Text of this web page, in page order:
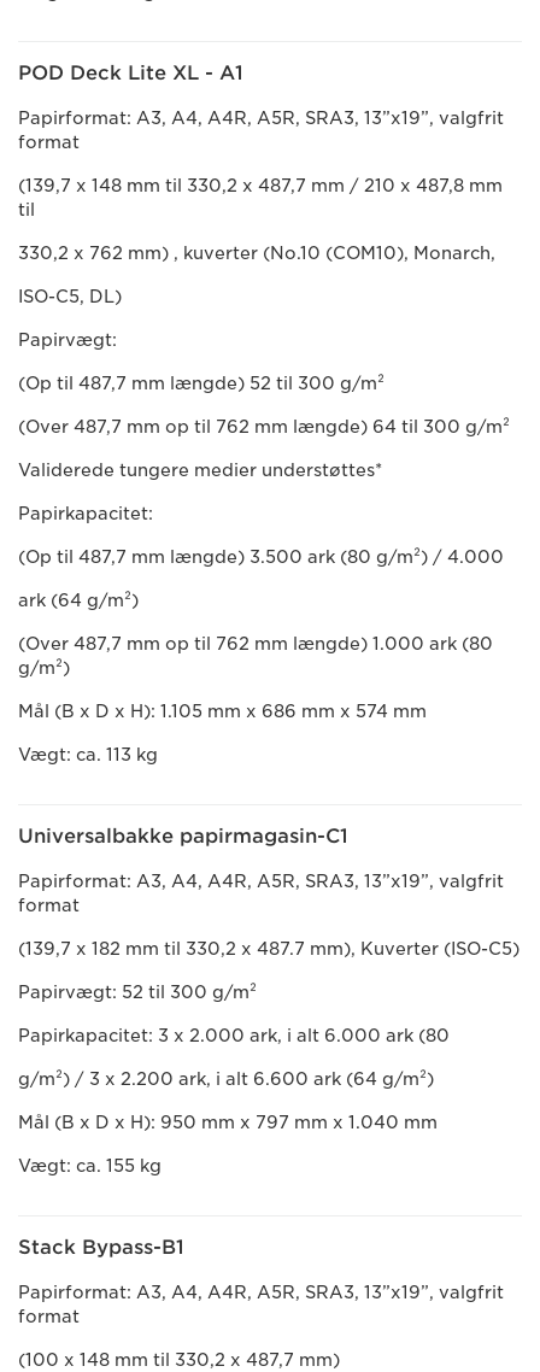
POD Deck Lite XL - A1
Papirformat: A3, A4, A4R, A5R, SRA3, 13”x19”, valgfrit
format
(139,7 x 148 mm til 330,2 x 487,7 mm / 210 x 487,8 mm
til
330,2 x 762 mm) , kuverter (No.10 (COM10), Monarch,
ISO-C5, DL)
Papirvægt:
(Op til 487,7 mm længde) 52 til 300 g/m²
(Over 487,7 mm op til 762 mm længde) 64 til 300 g/m²
Validerede tungere medier understøttes*
Papirkapacitet:
(Op til 487,7 mm længde) 3.500 ark (80 g/m²) / 4.000
ark (64 g/m²)
(Over 487,7 mm op til 762 mm længde) 1.000 ark (80
g/m²)
Mål (B x D x H): 1.105 mm x 686 mm x 574 mm
Vægt: ca. 113 kg
Universalbakke papirmagasin-C1
Papirformat: A3, A4, A4R, A5R, SRA3, 13”x19”, valgfrit
format
(139,7 x 182 mm til 330,2 x 487.7 mm), Kuverter (ISO-C5)
Papirvægt: 52 til 300 g/m²
Papirkapacitet: 3 x 2.000 ark, i alt 6.000 ark (80
g/m²) / 3 x 2.200 ark, i alt 6.600 ark (64 g/m²)
Mål (B x D x H): 950 mm x 797 mm x 1.040 mm
Vægt: ca. 155 kg
Stack Bypass-B1
Papirformat: A3, A4, A4R, A5R, SRA3, 13”x19”, valgfrit
format
(100 x 148 mm til 330,2 x 487,7 mm)